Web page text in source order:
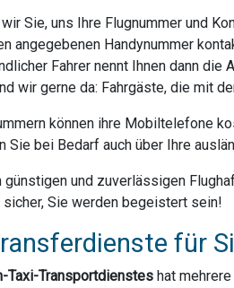
Sie, uns Ihre Flugnummer und
angegebenen Handynummer
Fahrer nennt Ihnen dann
wir gerne da: Fahrgäste, die mit
können ihre Mobiltelefone
Sie bei Bedarf auch über Ihre
und zuverlässigen
Sie werden begeistert sein!
für
Taxi-Transportdienstes hat